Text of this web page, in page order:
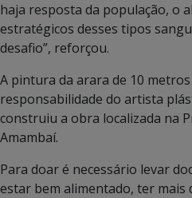
haja resposta da população, o
estratégicos desses tipos
desafio”, reforçou.
A pintura da arara de 10
responsabilidade do artista
construiu a obra localizada na
Amambaí.
Para doar é necessário levar
estar bem alimentado, ter mais